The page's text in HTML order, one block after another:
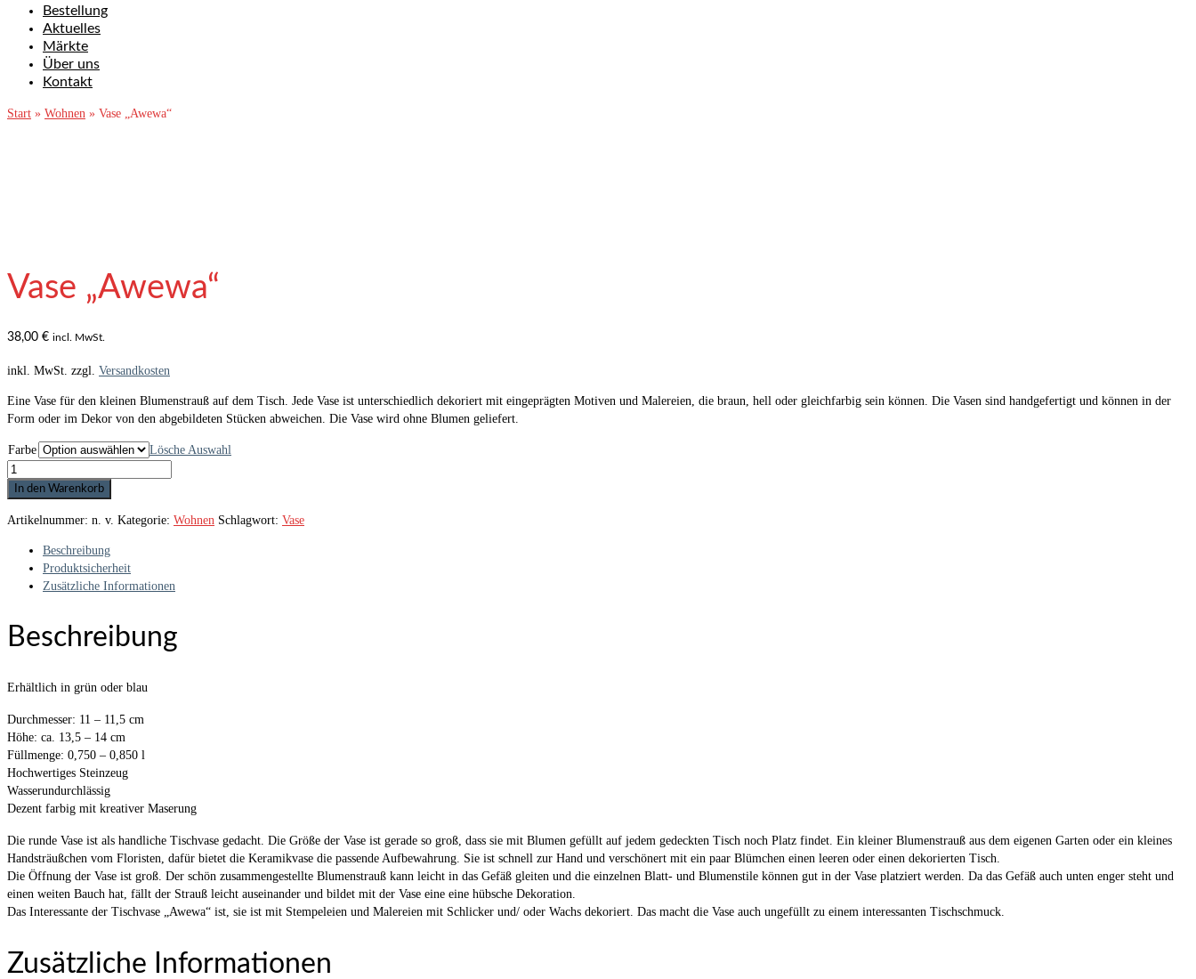
Bestellung
Aktuelles
Märkte
Über uns
Kontakt
Start » Wohnen » Vase „Awewa“
Vase „Awewa“
38,00 € incl. MwSt.
inkl. MwSt. zzgl. Versandkosten
Eine Vase für den kleinen Blumenstrauß auf dem Tisch. Jede Vase ist unterschiedlich dekoriert mit eingeprägten Motiven und Malereien, die braun, hell oder gleichfarbig sein können. Die Vasen sind handgefertigt und können in der
Form oder im Dekor von den abgebildeten Stücken abweichen. Die Vase wird ohne Blumen geliefert.
Farbe
Lösche Auswahl
Vase
"Awewa"
Menge
In den Warenkorb
Artikelnummer: n. v. Kategorie: Wohnen Schlagwort: Vase
Beschreibung
Produktsicherheit
Zusätzliche Informationen
Beschreibung
Erhältlich in grün oder blau
Durchmesser: 11 – 11,5 cm
Höhe: ca. 13,5 – 14 cm
Füllmenge: 0,750 – 0,850 l
Hochwertiges Steinzeug
Wasserundurchlässig
Dezent farbig mit kreativer Maserung
Die runde Vase ist als handliche Tischvase gedacht. Die Größe der Vase ist gerade so groß, dass sie mit Blumen gefüllt auf jedem gedeckten Tisch noch Platz findet. Ein kleiner Blumenstrauß aus dem eigenen Garten oder ein kleines
Handsträußchen vom Floristen, dafür bietet die Keramikvase die passende Aufbewahrung. Sie ist schnell zur Hand und verschönert mit ein paar Blümchen einen leeren oder einen dekorierten Tisch.
Die Öffnung der Vase ist groß. Der schön zusammengestellte Blumenstrauß kann leicht in das Gefäß gleiten und die einzelnen Blatt- und Blumenstile können gut in der Vase platziert werden. Da das Gefäß auch unten enger steht und
einen weiten Bauch hat, fällt der Strauß leicht auseinander und bildet mit der Vase eine eine hübsche Dekoration.
Das Interessante der Tischvase „Awewa“ ist, sie ist mit Stempeleien und Malereien mit Schlicker und/ oder Wachs dekoriert. Das macht die Vase auch ungefüllt zu einem interessanten Tischschmuck.
Zusätzliche Informationen